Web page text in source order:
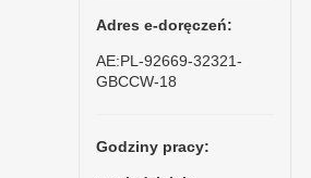
Adres e-doręczeń:
AE:PL-92669-32321-
GBCCW-18
Godziny pracy: